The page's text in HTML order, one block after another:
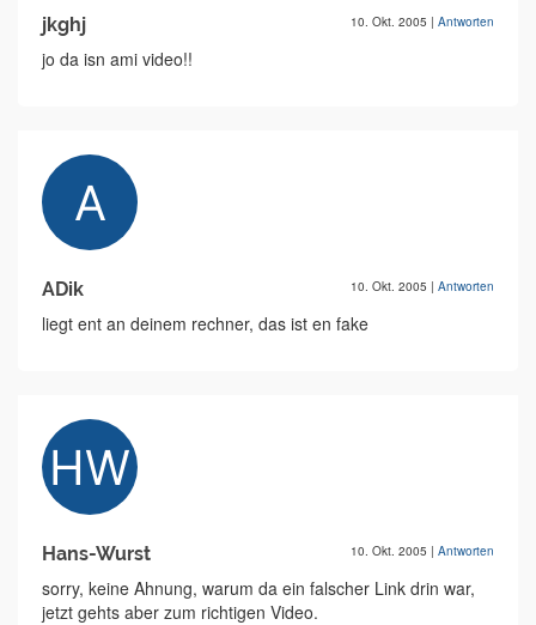
jkghj 10. Okt. 2005 | Antworten
jo da isn ami video!!
ADik 10. Okt. 2005 | Antworten
liegt ent an deinem rechner, das ist en fake
Hans-Wurst 10. Okt. 2005 | Antworten
sorry, keine Ahnung, warum da ein falscher Link drin war,
jetzt gehts aber zum richtigen Video.